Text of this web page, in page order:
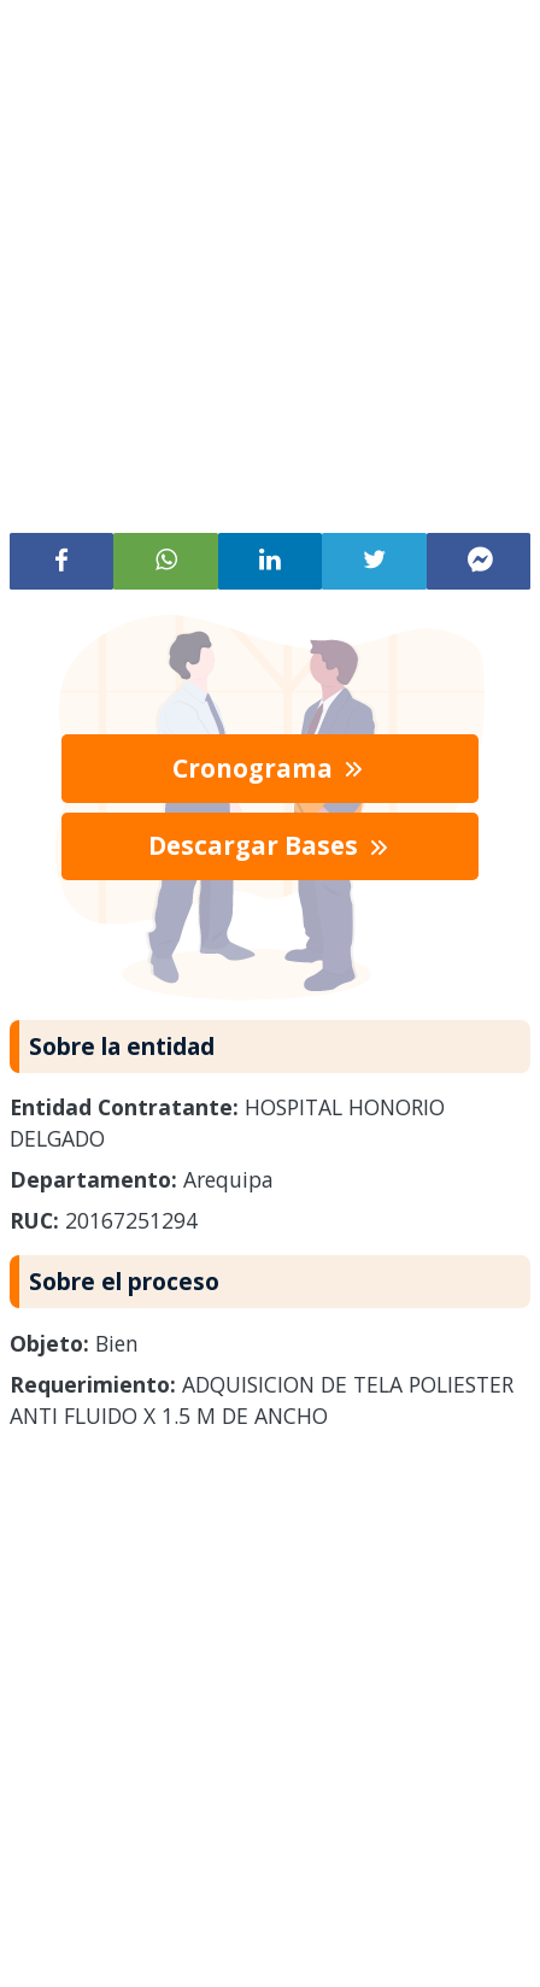
Cronograma
Descargar Bases
Sobre la entidad
Entidad Contratante: HOSPITAL HONORIO
DELGADO
Departamento: Arequipa
RUC: 20167251294
Sobre el proceso
Objeto: Bien
Requerimiento: ADQUISICION DE TELA POLIESTER
ANTI FLUIDO X 1.5 M DE ANCHO